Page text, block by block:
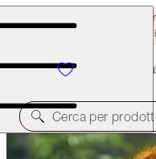
ULTIMA OCCASIONE! Ricevi
110 €! Si
Cerca per